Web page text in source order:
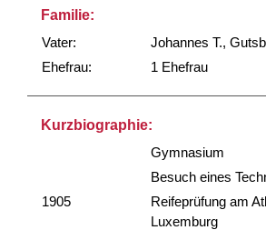
Familie:
Vater:
Johannes T.,
Ehefrau:
1 Ehefrau
Kurzbiographie:
Gymnasium
Besuch eines
1905
Reifeprüfung am
Luxemburg